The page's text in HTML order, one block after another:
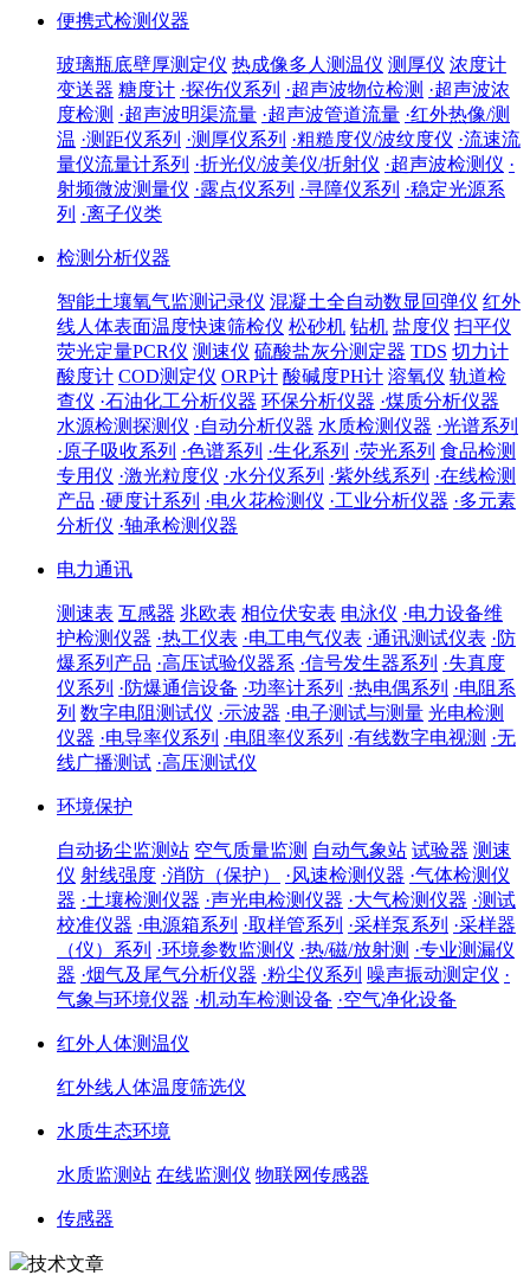
便携式检测仪器
玻璃瓶底壁厚测定仪 热成像多人测温仪 测厚仪 浓度计
变送器 糖度计 ·探伤仪系列 ·超声波物位检测 ·超声波浓
度检测 ·超声波明渠流量 ·超声波管道流量 ·红外热像/测
温 ·测距仪系列 ·测厚仪系列 ·粗糙度仪/波纹度仪 ·流速流
量仪流量计系列 ·折光仪/波美仪/折射仪 ·超声波检测仪 ·
射频微波测量仪 ·露点仪系列 ·寻障仪系列 ·稳定光源系
列 ·离子仪类
检测分析仪器
智能土壤氧气监测记录仪 混凝土全自动数显回弹仪 红外
线人体表面温度快速筛检仪 松砂机 钻机 盐度仪 扫平仪
荧光定量PCR仪 测速仪 硫酸盐灰分测定器 TDS 切力计
酸度计 COD测定仪 ORP计 酸碱度PH计 溶氧仪 轨道检
查仪 ·石油化工分析仪器 环保分析仪器 ·煤质分析仪器
水源检测探测仪 ·自动分析仪器 水质检测仪器 ·光谱系列
·原子吸收系列 ·色谱系列 ·生化系列 ·荧光系列 食品检测
专用仪 ·激光粒度仪 ·水分仪系列 ·紫外线系列 ·在线检测
产品 ·硬度计系列 ·电火花检测仪 ·工业分析仪器 ·多元素
分析仪 ·轴承检测仪器
电力通讯
测速表 互感器 兆欧表 相位伏安表 电泳仪 ·电力设备维
护检测仪器 ·热工仪表 ·电工电气仪表 ·通讯测试仪表 ·防
爆系列产品 ·高压试验仪器系 ·信号发生器系列 ·失真度
仪系列 ·防爆通信设备 ·功率计系列 ·热电偶系列 ·电阻系
列 数字电阻测试仪 ·示波器 ·电子测试与测量 光电检测
仪器 ·电导率仪系列 ·电阻率仪系列 ·有线数字电视测 ·无
线广播测试 ·高压测试仪
环境保护
自动扬尘监测站 空气质量监测 自动气象站 试验器 测速
仪 射线强度 ·消防（保护） ·风速检测仪器 ·气体检测仪
器 ·土壤检测仪器 ·声光电检测仪器 ·大气检测仪器 ·测试
校准仪器 ·电源箱系列 ·取样管系列 ·采样泵系列 ·采样器
（仪）系列 ·环境参数监测仪 ·热/磁/放射测 ·专业测漏仪
器 ·烟气及尾气分析仪器 ·粉尘仪系列 噪声振动测定仪 ·
气象与环境仪器 ·机动车检测设备 ·空气净化设备
红外人体测温仪
红外线人体温度筛选仪
水质生态环境
水质监测站 在线监测仪 物联网传感器
传感器
技术文章